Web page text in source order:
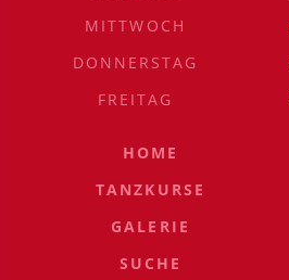
MITTWOCH
DONNERSTAG
FREITAG
HOME
TANZKURSE
GALERIE
SUCHE